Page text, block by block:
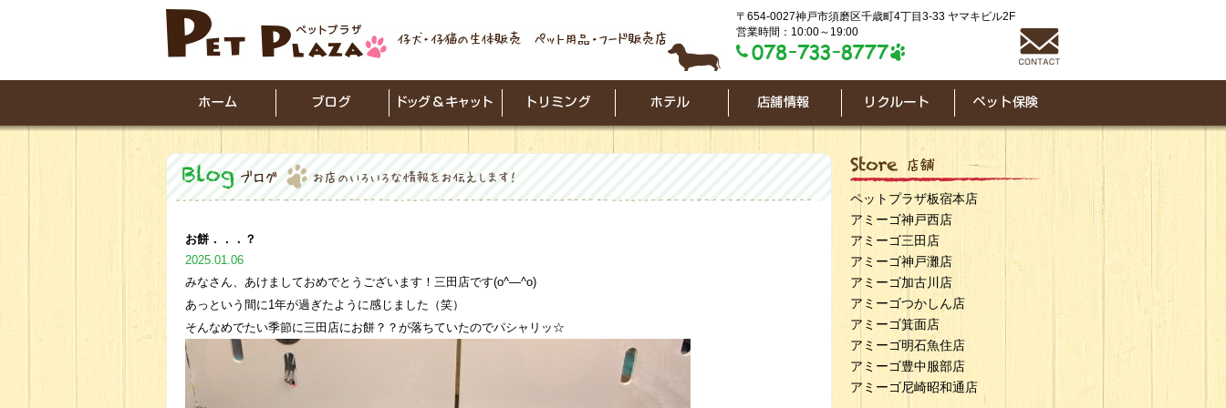
〒654-0027神戸市須磨区千歳町4丁目3-33 ヤマキビル2F
営業時間：10:00～19:00
お餅．．．？
2025.01.06
みなさん、あけましておめでとうございます！三田店です(o^―^o)
あっという間に1年が過ぎたように感じました（笑）
そんなめでたい季節に三田店にお餅？？が落ちていたのでパシャリッ☆
ペットプラザ板宿本店
アミーゴ神戸西店
アミーゴ三田店
アミーゴ神戸灘店
アミーゴ加古川店
アミーゴつかしん店
アミーゴ箕面店
アミーゴ明石魚住店
アミーゴ豊中服部店
アミーゴ尼崎昭和通店